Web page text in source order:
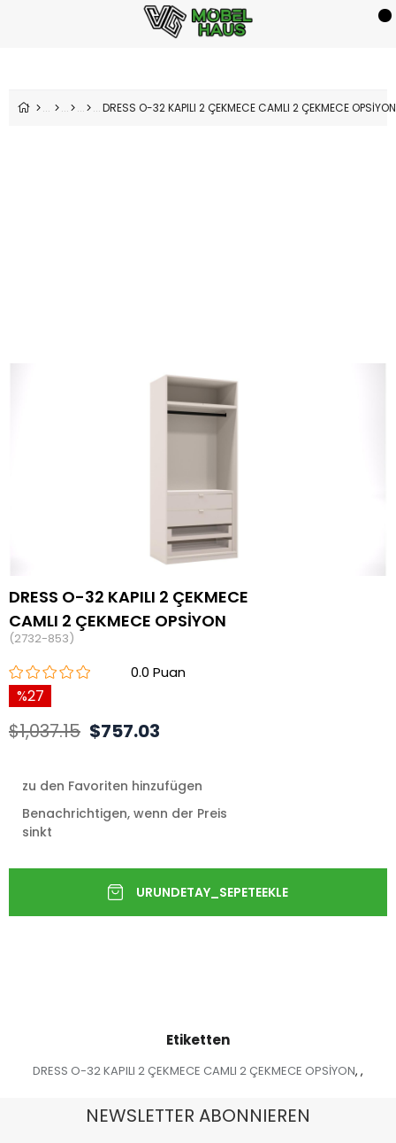
DRESS O-32 KAPILI 2 ÇEKMECE CAMLI 2 ÇEKMECE OPSİYON
DRESS O-32 KAPILI 2 ÇEKMECE
CAMLI 2 ÇEKMECE OPSİYON
(2732-853)
0.0
27
$1,037.15 $757.03
zu den Favoriten hinzufügen
Benachrichtigen, wenn der Preis
sinkt
Etiketten
DRESS O-32 KAPILI 2 ÇEKMECE CAMLI 2 ÇEKMECE OPSİYON, ,
NEWSLETTER ABONNIEREN